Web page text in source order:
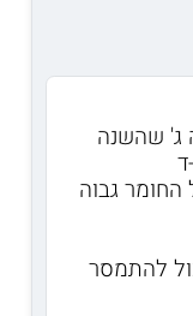
ג' שהשנה
החומר גבוה
להתמסר